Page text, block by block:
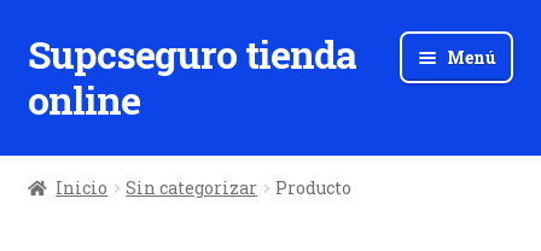
Ir
a
la
Ir
al
contenido
Supcseguro tienda
online
Menú
Inicio Sin categorizar Producto